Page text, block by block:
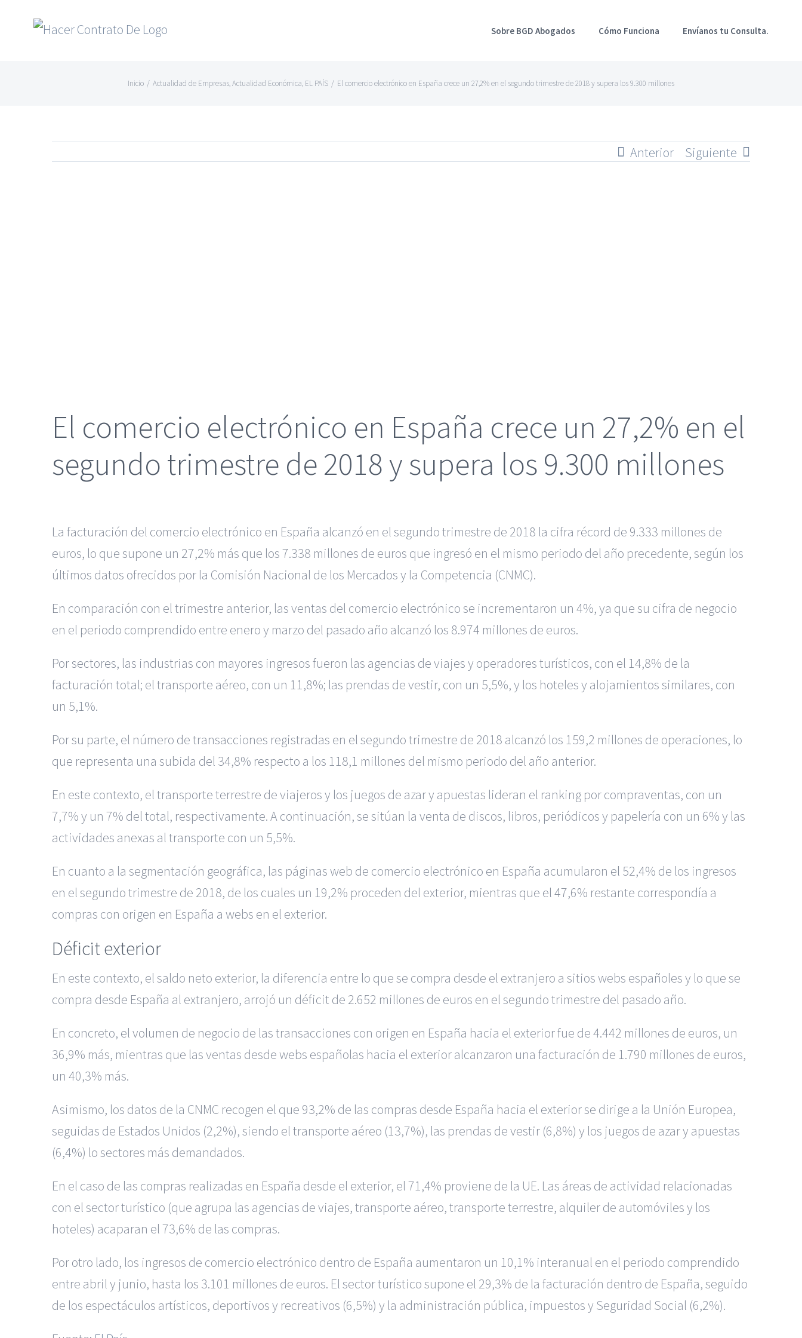
Sobre BGD Abogados Cómo Funciona Envíanos tu Consulta.
Inicio / Actualidad de Empresas,Actualidad Económica, EL PAÍS / El comercio electrónico en España crece un 27,2% en el segundo trimestre de 2018 y supera los 9.300 millones
Anterior Siguiente
El comercio electrónico en España crece un 27,2% en el
segundo trimestre de 2018 y supera los 9.300 millones
La facturación del comercio electrónico en España alcanzó en el segundo trimestre de 2018 la cifra récord de 9.333 millones de
euros, lo que supone un 27,2% más que los 7.338 millones de euros que ingresó en el mismo periodo del año precedente, según los
últimos datos ofrecidos por la Comisión Nacional de los Mercados y la Competencia (CNMC).
En comparación con el trimestre anterior, las ventas del comercio electrónico se incrementaron un 4%, ya que su cifra de negocio
en el periodo comprendido entre enero y marzo del pasado año alcanzó los 8.974 millones de euros.
Por sectores, las industrias con mayores ingresos fueron las agencias de viajes y operadores turísticos, con el 14,8% de la
facturación total; el transporte aéreo, con un 11,8%; las prendas de vestir, con un 5,5%, y los hoteles y alojamientos similares, con
un 5,1%.
Por su parte, el número de transacciones registradas en el segundo trimestre de 2018 alcanzó los 159,2 millones de operaciones, lo
que representa una subida del 34,8% respecto a los 118,1 millones del mismo periodo del año anterior.
En este contexto, el transporte terrestre de viajeros y los juegos de azar y apuestas lideran el ranking por compraventas, con un
7,7% y un 7% del total, respectivamente. A continuación, se sitúan la venta de discos, libros, periódicos y papelería con un 6% y las
actividades anexas al transporte con un 5,5%.
En cuanto a la segmentación geográfica, las páginas web de comercio electrónico en España acumularon el 52,4% de los ingresos
en el segundo trimestre de 2018, de los cuales un 19,2% proceden del exterior, mientras que el 47,6% restante correspondía a
compras con origen en España a webs en el exterior.
Déficit exterior
En este contexto, el saldo neto exterior, la diferencia entre lo que se compra desde el extranjero a sitios webs españoles y lo que se
compra desde España al extranjero, arrojó un déficit de 2.652 millones de euros en el segundo trimestre del pasado año.
En concreto, el volumen de negocio de las transacciones con origen en España hacia el exterior fue de 4.442 millones de euros, un
36,9% más, mientras que las ventas desde webs españolas hacia el exterior alcanzaron una facturación de 1.790 millones de euros,
un 40,3% más.
Asimismo, los datos de la CNMC recogen el que 93,2% de las compras desde España hacia el exterior se dirige a la Unión Europea,
seguidas de Estados Unidos (2,2%), siendo el transporte aéreo (13,7%), las prendas de vestir (6,8%) y los juegos de azar y apuestas
(6,4%) lo sectores más demandados.
En el caso de las compras realizadas en España desde el exterior, el 71,4% proviene de la UE. Las áreas de actividad relacionadas
con el sector turístico (que agrupa las agencias de viajes, transporte aéreo, transporte terrestre, alquiler de automóviles y los
hoteles) acaparan el 73,6% de las compras.
Por otro lado, los ingresos de comercio electrónico dentro de España aumentaron un 10,1% interanual en el periodo comprendido
entre abril y junio, hasta los 3.101 millones de euros. El sector turístico supone el 29,3% de la facturación dentro de España, seguido
de los espectáculos artísticos, deportivos y recreativos (6,5%) y la administración pública, impuestos y Seguridad Social (6,2%).